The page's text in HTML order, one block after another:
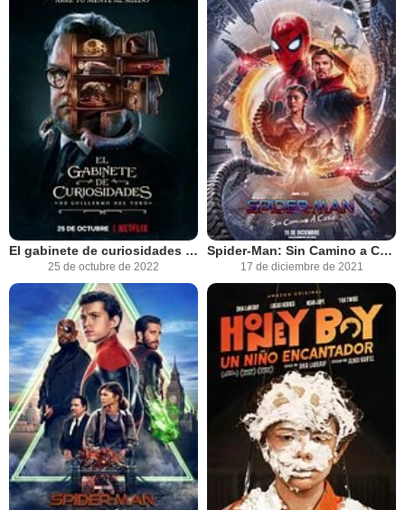
El gabinete de curiosidades de Guillermo del Toro
25 de octubre de 2022
Spider-Man: Sin Camino a Casa
17 de diciembre de 2021